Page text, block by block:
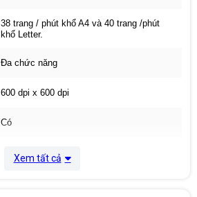
38 trang / phút khổ A4 và 40 trang /phút
khổ Letter.
Đa chức năng
600 dpi x 600 dpi
Có
Xem tất cả